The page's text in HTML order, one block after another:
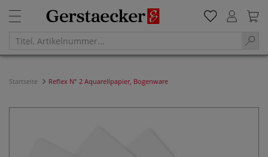
Startseite Reflex N° 2 Aquarellpapier, Bogenware